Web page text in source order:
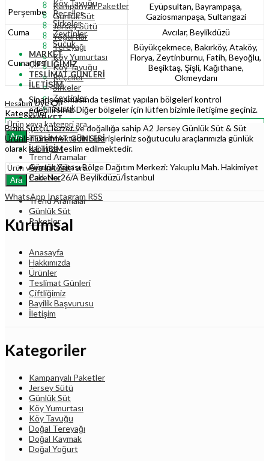
Kampanyalı Paketler
Günlük Süt
Jersey Sütü
Yoğurtlar
Tereyağı
Köy Yumurtası
Köy Tavuğu
Reçeller
Sirkeler
Zeytinler
Sucuk
MARKET
ÇIFTLIĞIMIZ
TESLIMAT GÜNLERI
İLETIŞIM
Ara
Trend Aramalar
Günlük Süt
Paketler
Köy Tavuğu
Reçeller
Sirkeler
Zeytinler
Sucuk
MARKET
ÇIFTLIĞIMIZ
TESLIMAT GÜNLERI
İLETIŞIM
Hesabım Üye Ol
Kategoriler
Ara
Trend Aramalar
Günlük Süt
Paketler
Perşembe
Eyüpsultan, Bayrampaşa,
Gaziosmanpaşa, Sultangazi
Cuma
Avcılar, Beylikdüzü
Cumartesi
Büyükçekmece, Bakırköy, Ataköy,
Florya, Zeytinburnu, Fatih, Beyoğlu,
Beşiktaş, Şişli, Kağıthane,
Okmeydanı
Sipariş aşamasında teslimat yapılan bölgeleri kontrol
edebilirsiniz. Diğer bölgeler için lütfen bizimle iletişime geçiniz.
Bizim Sütçü, lezzet ve doğallığa sahip A2 Jersey Günlük Süt & Süt
Ürünleri üretmektedir. Siparişleriniz soğutuculu araçlarımızla günlük
olarak kapınıza teslim edilmektedir.
Avrupa Yakası Bölge Dağıtım Merkezi: Yakuplu Mah. Hakimiyet
Cad. No:26/A Beylikdüzü/İstanbul
WhatsApp Instagram RSS
Kurumsal
Anasayfa
Hakkımızda
Ürünler
Teslimat Günleri
Çiftliğimiz
Bayilik Başvurusu
İletişim
Kategoriler
Kampanyalı Paketler
Jersey Sütü
Günlük Süt
Köy Yumurtası
Köy Tavuğu
Doğal Tereyağı
Doğal Kaymak
Doğal Yoğurt